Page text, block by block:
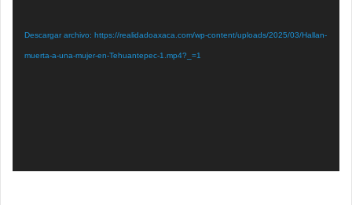
vídeo
Descargar archivo: https://realidadoaxaca.com/wp-content/uploads/2025/03/Hallan-
muerta-a-una-mujer-en-Tehuantepec-1.mp4?_=1